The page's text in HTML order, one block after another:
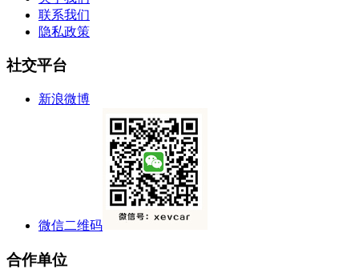
联系我们
隐私政策
社交平台
新浪微博
微信二维码
合作单位